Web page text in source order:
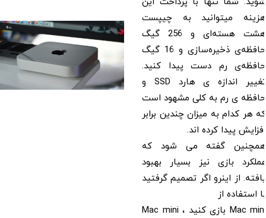
میتوانید به چیپست
هشت هسته‌ای و 256 گیگ
حافظه‌ی ذخیره‌سازی و 16 گیگ
رم دست پیدا کنید.
تغییر اندازه ی هارد SSD و
ی رم به کلی مشهود است
کدام به میزان چندین برابر
پیدا کرده اند.
گفته می شود که
بازی نیز بسیار بهبود
از اینرو اگر تصمیم گرفتید
از
Mac mini بازی کنید ، Mac mini